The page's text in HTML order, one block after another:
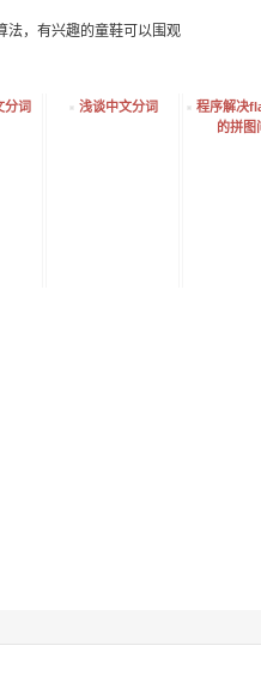
法，有兴趣的童鞋可以围观
词 浅谈中文分词
程序解决
的拼图